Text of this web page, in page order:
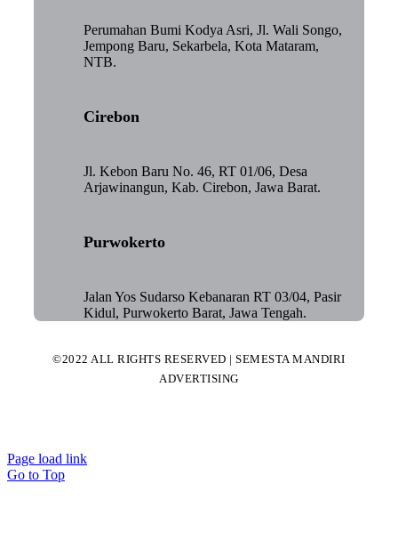
Perumahan Bumi Kodya Asri, Jl. Wali Songo,
Jempong Baru, Sekarbela, Kota Mataram,
NTB.
Cirebon
Jl. Kebon Baru No. 46, RT 01/06, Desa
Arjawinangun, Kab. Cirebon, Jawa Barat.
Purwokerto
Jalan Yos Sudarso Kebanaran RT 03/04, Pasir
Kidul, Purwokerto Barat, Jawa Tengah.
©2022 ALL RIGHTS RESERVED | SEMESTA MANDIRI
ADVERTISING
Page load link
Go to Top